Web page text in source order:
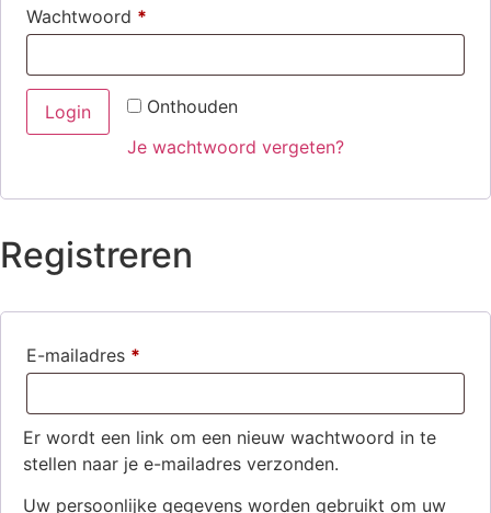
Wachtwoord *
Onthouden
Login
Je wachtwoord vergeten?
Registreren
E-mailadres *
Er wordt een link om een nieuw wachtwoord in te
stellen naar je e-mailadres verzonden.
Uw persoonlijke gegevens worden gebruikt om uw